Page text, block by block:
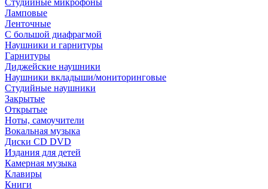
Студийные микрофоны
Ламповые
Ленточные
С большой диафрагмой
Наушники и гарнитуры
Гарнитуры
Диджейские наушники
Наушники вкладыши/мониторинговые
Студийные наушники
Закрытые
Открытые
Ноты, самоучители
Вокальная музыка
Диски CD DVD
Издания для детей
Камерная музыка
Клавиры
Книги